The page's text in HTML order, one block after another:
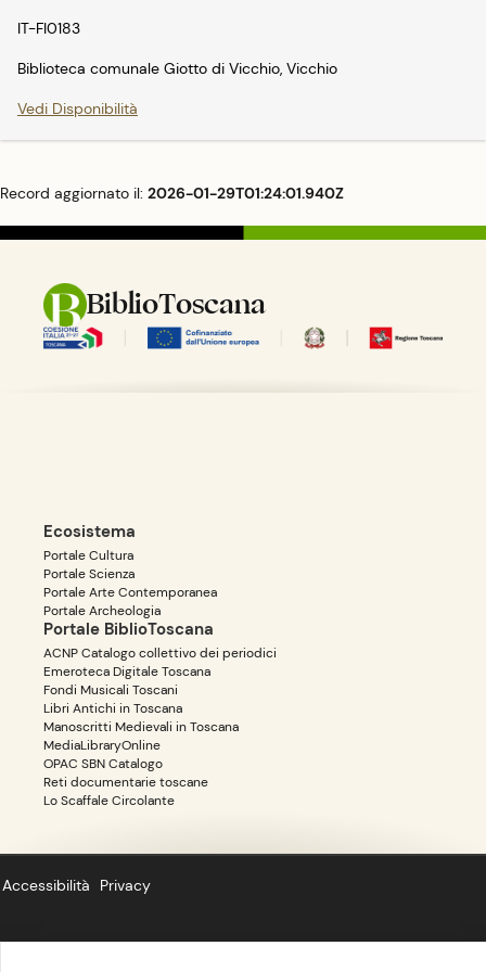
IT-FI0183
Biblioteca comunale Giotto di Vicchio, Vicchio
Vedi Disponibilità
Record aggiornato il: 2026-01-29T01:24:01.940Z
BiblioToscana
Ecosistema
Portale Cultura
Portale Scienza
Portale Arte Contemporanea
Portale Archeologia
Portale BiblioToscana
ACNP Catalogo collettivo dei periodici
Emeroteca Digitale Toscana
Fondi Musicali Toscani
Libri Antichi in Toscana
Manoscritti Medievali in Toscana
MediaLibraryOnline
OPAC SBN Catalogo
Reti documentarie toscane
Lo Scaffale Circolante
Accessibilità Privacy